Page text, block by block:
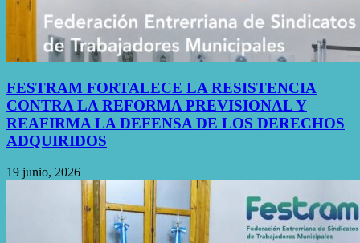
FESTRAM FORTALECE LA RESISTENCIA
CONTRA LA REFORMA PREVISIONAL Y
REAFIRMA LA DEFENSA DE LOS DERECHOS
ADQUIRIDOS
19 junio, 2026